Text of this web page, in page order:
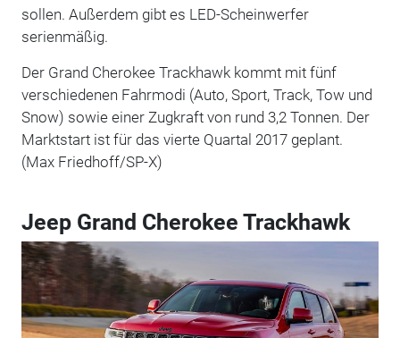
sollen. Außerdem gibt es LED-Scheinwerfer
serienmäßig.
Der Grand Cherokee Trackhawk kommt mit fünf
verschiedenen Fahrmodi (Auto, Sport, Track, Tow und
Snow) sowie einer Zugkraft von rund 3,2 Tonnen. Der
Marktstart ist für das vierte Quartal 2017 geplant.
(Max Friedhoff/SP-X)
Jeep Grand Cherokee Trackhawk